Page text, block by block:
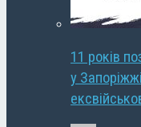
11 років
у